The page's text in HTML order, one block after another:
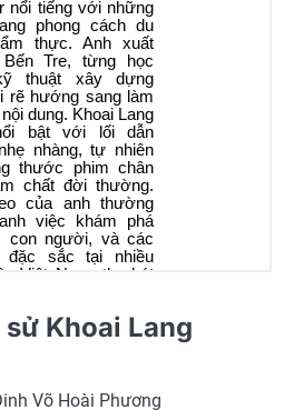
Khoai Lang
Võ Hoài Phương